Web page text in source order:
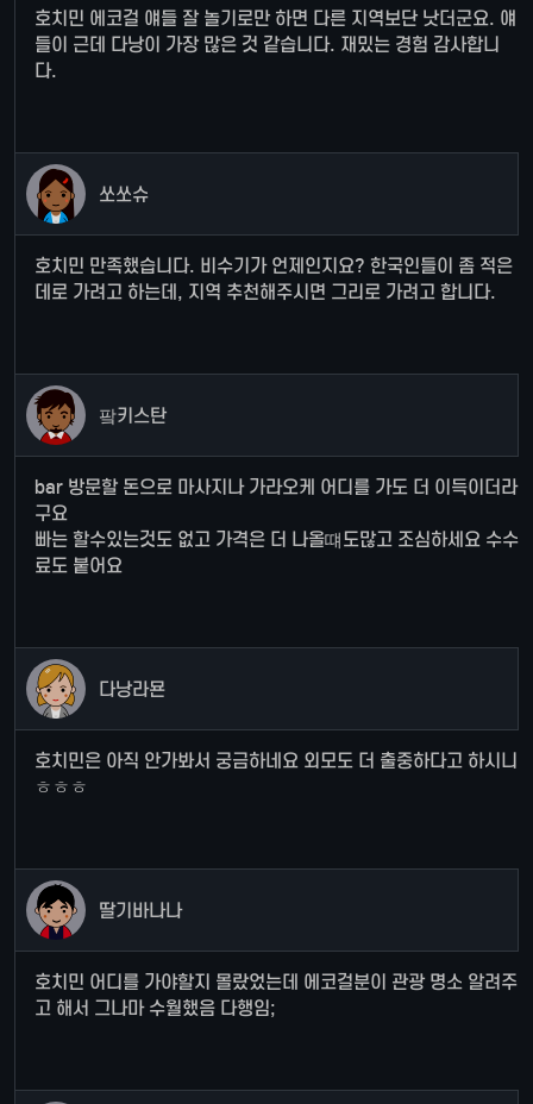
호치민 에코걸 얘들 잘 놀기로만 하면 다른 지역보단 낫더군요. 얘
들이 근데 다낭이 가장 많은 것 같습니다. 재밌는 경험 감사합니
다.
쏘쏘슈
호치민 만족했습니다. 비수기가 언제인지요? 한국인들이 좀 적은
데로 가려고 하는데, 지역 추천해주시면 그리로 가려고 합니다.
팤키스탄
bar 방문할 돈으로 마사지나 가라오케 어디를 가도 더 이득이더라
구요
빠는 할수있는것도 없고 가격은 더 나올떄도많고 조심하세요 수수
료도 붙어요
다낭라묜
호치민은 아직 안가봐서 궁금하네요 외모도 더 출중하다고 하시니
ㅎㅎㅎ
딸기바나나
호치민 어디를 가야할지 몰랐었는데 에코걸분이 관광 명소 알려주
고 해서 그나마 수월했음 다행임;